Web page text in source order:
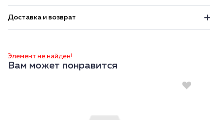
Доставка и возврат
Элемент не найден!
Вам может понравится